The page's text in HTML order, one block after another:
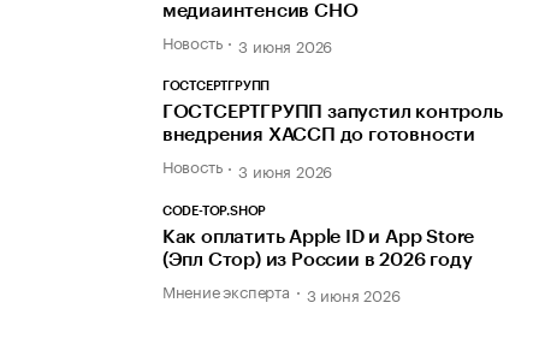
медиаинтенсив СНО
Новость 3 июня 2026
ГОСТСЕРТГРУПП
ГОСТСЕРТГРУПП запустил контроль
внедрения ХАССП до готовности
Новость 3 июня 2026
CODE-TOP.SHOP
Как оплатить Apple ID и App Store
(Эпл Стор) из России в 2026 году
Мнение эксперта 3 июня 2026